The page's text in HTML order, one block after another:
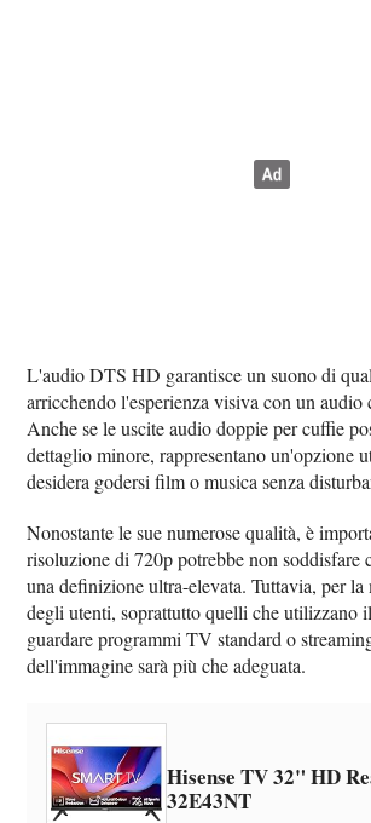
L'audio DTS HD garantisce un suono di
arricchendo l'esperienza visiva con un audio
Anche se le uscite audio doppie per cuffie
dettaglio minore, rappresentano un'opzione
desidera godersi film o musica senza
Nonostante le sue numerose qualità, è
risoluzione di 720p potrebbe non soddisfare
una definizione ultra-elevata. Tuttavia, per la
degli utenti, soprattutto quelli che utilizzano
guardare programmi TV standard o
dell'immagine sarà più che adeguata.
Hisense TV 32" HD
32E43NT